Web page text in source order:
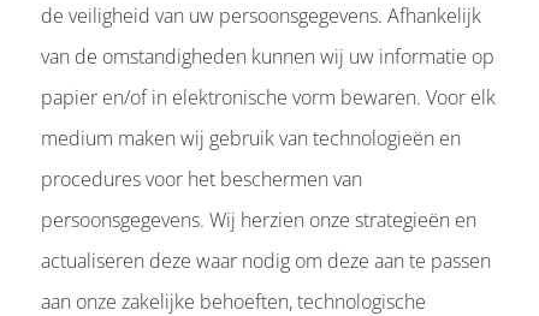
de veiligheid van uw persoonsgegevens. Afhankelijk
van de omstandigheden kunnen wij uw informatie op
papier en/of in elektronische vorm bewaren. Voor elk
medium maken wij gebruik van technologieën en
procedures voor het beschermen van
persoonsgegevens. Wij herzien onze strategieën en
actualiseren deze waar nodig om deze aan te passen
aan onze zakelijke behoeften, technologische